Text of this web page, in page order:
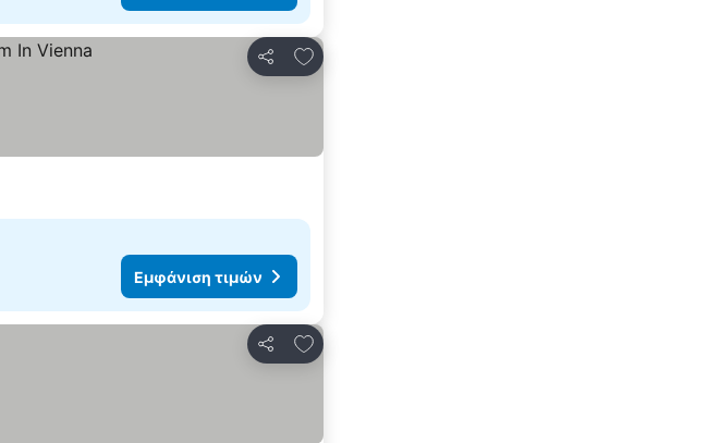
Κοινοποίηση
Προσθήκη στα αγαπημένα
Εμφάνιση τιμών
Κοινοποίηση
Προσθήκη στα αγαπημένα